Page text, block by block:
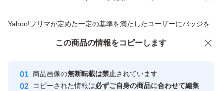
Yahoo!フリマが定めた一定の基準を満たしたユーザーにバッジを
付与しています
安心取引出品者
心・安全なユーザーです
この商品の情報をコピーします
商品画像の無断転載は禁止されています
コピーされた情報は必ずご自身の商品に合わせて編集
この商品をみている人にオススメ